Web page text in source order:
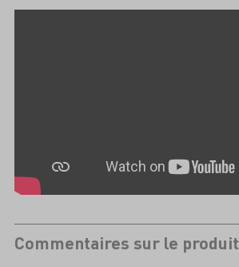
Commentaires sur le produit